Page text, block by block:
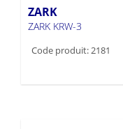
ZARK
ZARK KRW-3
Code produit: 2181